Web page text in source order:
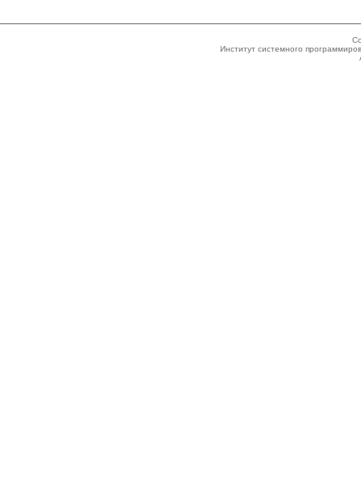
Институт системного